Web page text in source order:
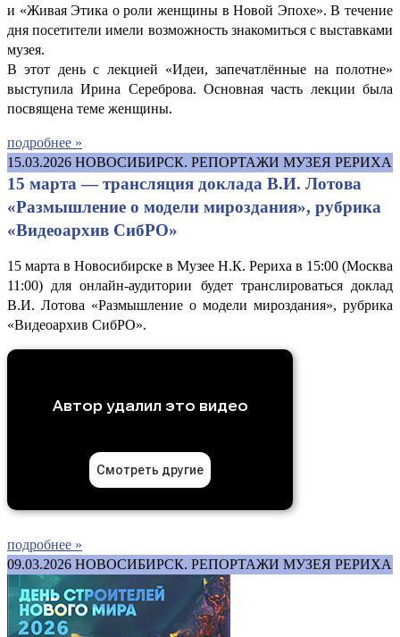
и «Живая Этика о роли женщины в Новой Эпохе». В течение
дня посетители имели возможность знакомиться с выставками
музея.
В этот день с лекцией «Идеи, запечатлённые на полотне»
выступила Ирина Сереброва. Основная часть лекции была
посвящена теме женщины.
подробнее »
15.03.2026 НОВОСИБИРСК. РЕПОРТАЖИ МУЗЕЯ РЕРИХА
15 марта — трансляция доклада В.И. Лотова
«Размышление о модели мироздания», рубрика
«Видеоархив СибРО»
15 марта в Новосибирске в Музее Н.К. Рериха в 15:00 (Москва
11:00) для онлайн-аудитории будет транслироваться доклад
В.И. Лотова «Размышление о модели мироздания», рубрика
«Видеоархив СибРО».
подробнее »
09.03.2026 НОВОСИБИРСК. РЕПОРТАЖИ МУЗЕЯ РЕРИХА